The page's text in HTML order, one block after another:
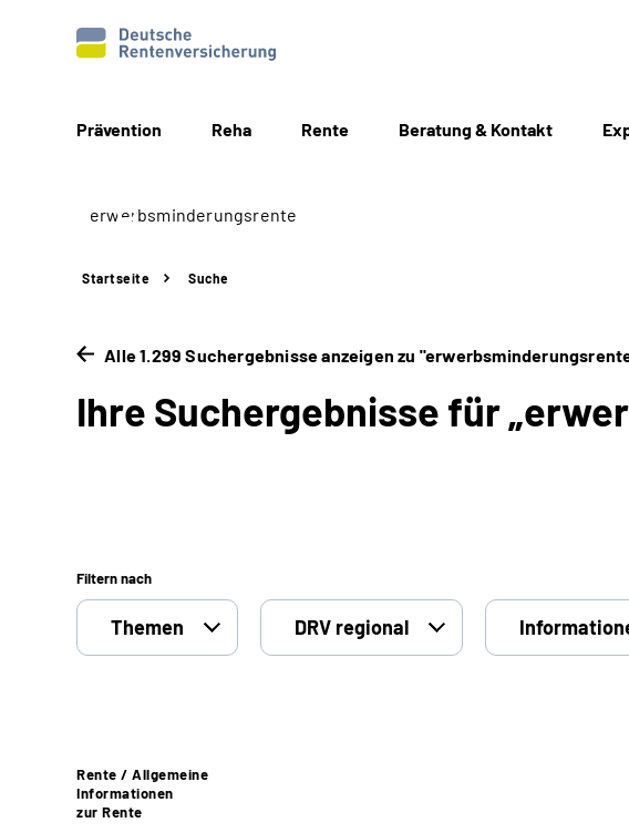
Prävention Reha Rente Beratung & Kontakt
Startseite Suche
Alle 1.299 Suchergebnisse anzeigen zu
Ihre Suchergebnisse für
Filtern nach
Themen DRV regional
Rente / Allgemeine
Informationen
zur Rente